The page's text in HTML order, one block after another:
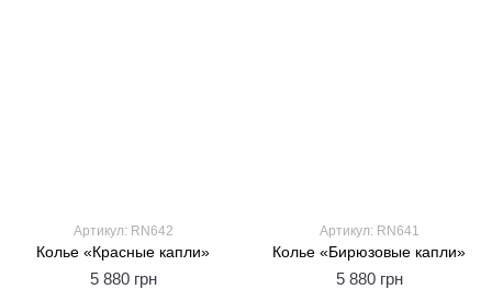
Артикул: RN642
Колье «Красные капли»
5 880 грн
Артикул: RN641
Колье «Бирюзовые капли»
5 880 грн